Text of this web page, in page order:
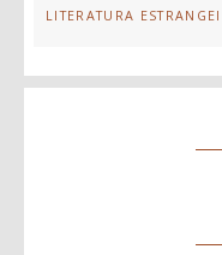
LITERATURA